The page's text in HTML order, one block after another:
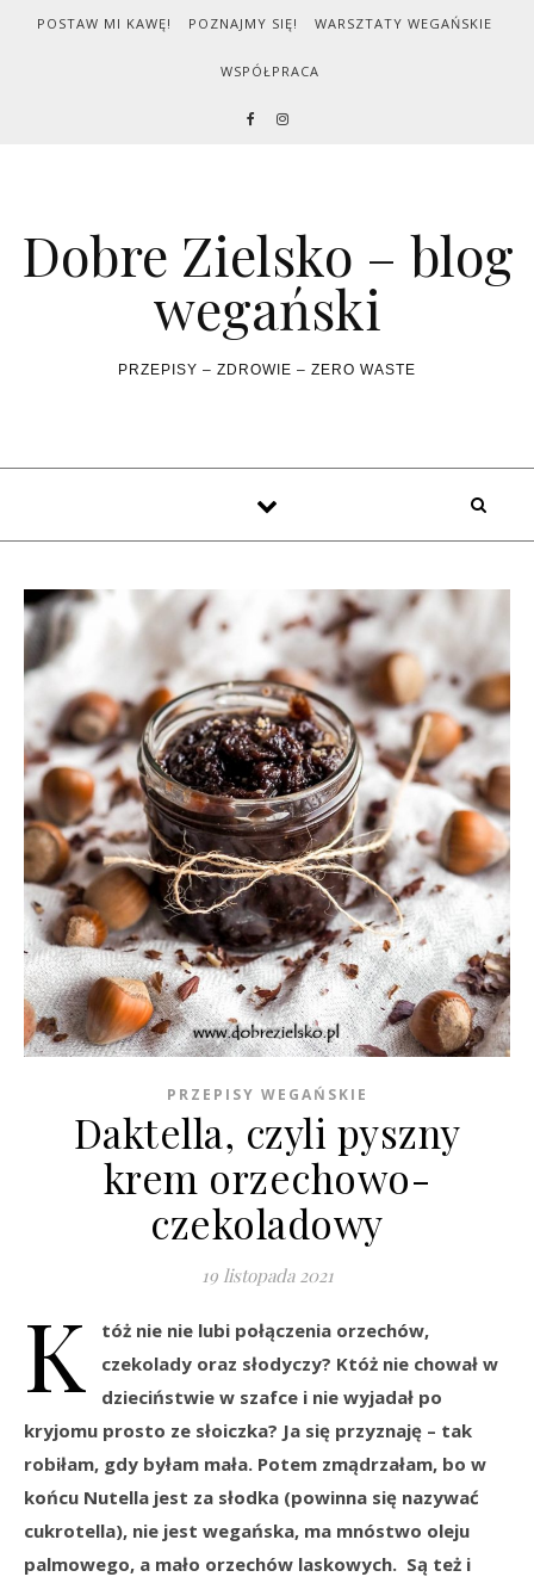
Skip to content
POSTAW MI KAWĘ! POZNAJMY SIĘ! WARSZTATY WEGAŃSKIE
WSPÓŁPRACA
Dobre Zielsko – blog
wegański
PRZEPISY – ZDROWIE – ZERO WASTE
PRZEPISY WEGAŃSKIE
Daktella, czyli pyszny
krem orzechowo-
czekoladowy
19 listopada 2021
K
tóż nie nie lubi połączenia orzechów,
czekolady oraz słodyczy? Któż nie chował w
dzieciństwie w szafce i nie wyjadał po
kryjomu prosto ze słoiczka? Ja się przyznaję – tak
robiłam, gdy byłam mała. Potem zmądrzałam, bo w
końcu Nutella jest za słodka (powinna się nazywać
cukrotella), nie jest wegańska, ma mnóstwo oleju
palmowego, a mało orzechów laskowych. Są też i